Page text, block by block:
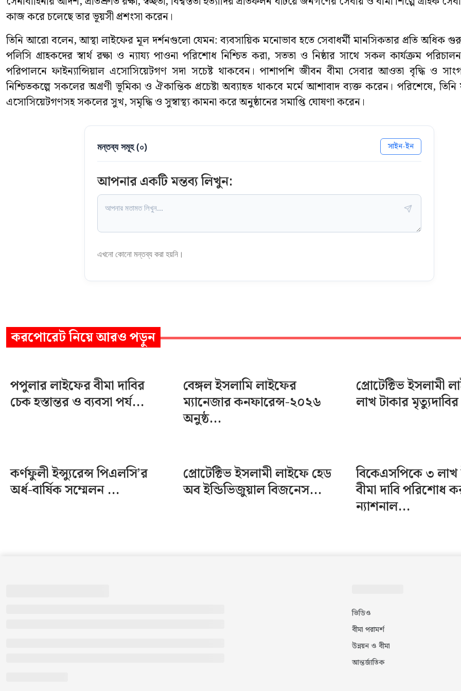
কাজ করে চলেছে তার ভূয়সী প্রশংসা করেন।
তিনি আরো বলেন, আস্থা লাইফের মূল দর্শনগুলো যেমন: ব্যবসায়িক মনোভাব হতে সেবাধর্মী মানসিকতার প্রতি অধিক
পলিসি গ্রাহকদের স্বার্থ রক্ষা ও ন্যায্য পাওনা পরিশোধ নিশ্চিত করা, সততা ও নিষ্ঠার সাথে সকল কার্যক্রম
পরিপালনে ফাইন্যান্সিয়াল এসোসিয়েটগণ সদা সচেষ্ট থাকবেন। পাশাপশি জীবন বীমা সেবার আওতা বৃদ্ধি ও
নিশ্চিতকল্পে সকলের অগ্রণী ভূমিকা ও ঐকান্তিক প্রচেষ্টা অব্যাহত থাকবে মর্মে আশাবাদ ব্যক্ত করেন। পরিশেষে, তিনি
এসোসিয়েটগণসহ সকলের সুখ, সমৃদ্ধি ও সুস্বাস্থ্য কামনা করে অনুষ্ঠানের সমাপ্তি ঘোষণা করেন।
মন্তব্য সমূহ (০) সাইন-ইন
আপনার একটি মন্তব্য লিখুন:
এখনো কোনো মন্তব্য করা হয়নি।
করপোরেটনিয়ে আরও পড়ুন
পপুলার লাইফের বীমা দাবির
চেক হস্তান্তর ও ব্যবসা পর্য...
বেঙ্গল ইসলামি লাইফের
ম্যানেজার কনফারেন্স-২০২৬
অনুষ্ঠ...
প্রোটেক্টিভ ইসলামী
লাখ টাকার
কর্ণফুলী ইন্স্যুরেন্স পিএলসি’র
অর্ধ-বার্ষিক সম্মেলন ...
প্রোটেক্টিভ ইসলামী লাইফে হেড
অব ইন্ডিভিজুয়াল বিজনেস...
বিকেএসপিকে ৩ লাখ
বীমা দাবি পরিশোধ
ন্যাশনাল...
ভিডিও
বীমা পরামর্শ
উন্নয়ন ও বীমা
আন্তর্জাতিক